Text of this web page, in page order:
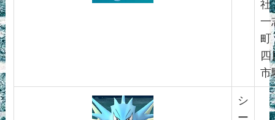
社
一
町
四
市
シ
ー